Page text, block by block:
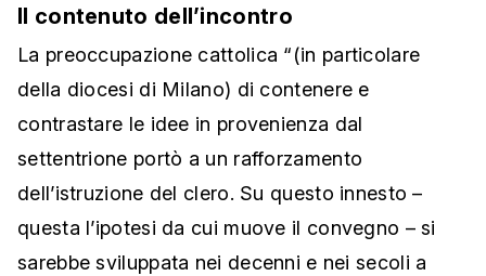
Il contenuto dell’incontro
La preoccupazione cattolica “(in particolare
della diocesi di Milano) di contenere e
contrastare le idee in provenienza dal
settentrione portò a un rafforzamento
dell’istruzione del clero. Su questo innesto –
questa l’ipotesi da cui muove il convegno – si
sarebbe sviluppata nei decenni e nei secoli a